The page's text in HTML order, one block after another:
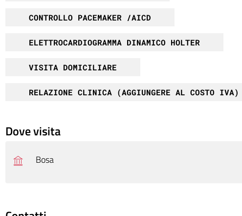
CONTROLLO PACEMAKER /AICD
ELETTROCARDIOGRAMMA DINAMICO HOLTER
VISITA DOMICILIARE
RELAZIONE CLINICA (AGGIUNGERE AL COSTO IVA)
Dove visita
Bosa